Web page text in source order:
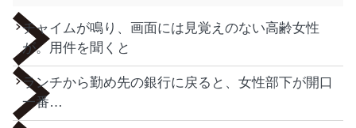
チャイムが鳴り、画面には見覚えのない高齢女性
が。用件を聞くと
ランチから勤め先の銀行に戻ると、女性部下が開口
一番…